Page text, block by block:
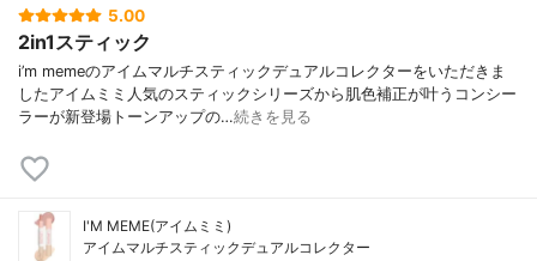
5.00
2in1スティック
i’m memeのアイムマルチスティックデュアルコレクターをいただきま
したアイムミミ人気のスティックシリーズから肌色補正が叶うコンシー
ラーが新登場トーンアップの…続きを見る
I'M MEME(アイムミミ)
アイムマルチスティックデュアルコレクター